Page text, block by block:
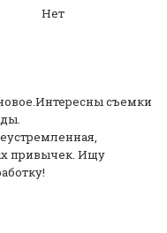
Нет
съемки
привычек. Ищу